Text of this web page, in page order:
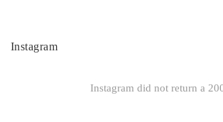
Instagram
Instagram did not return a